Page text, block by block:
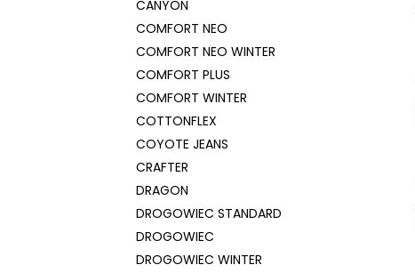
CANYON
COMFORT NEO
COMFORT NEO WINTER
COMFORT PLUS
COMFORT WINTER
COTTONFLEX
COYOTE JEANS
CRAFTER
DRAGON
DROGOWIEC STANDARD
DROGOWIEC
DROGOWIEC WINTER